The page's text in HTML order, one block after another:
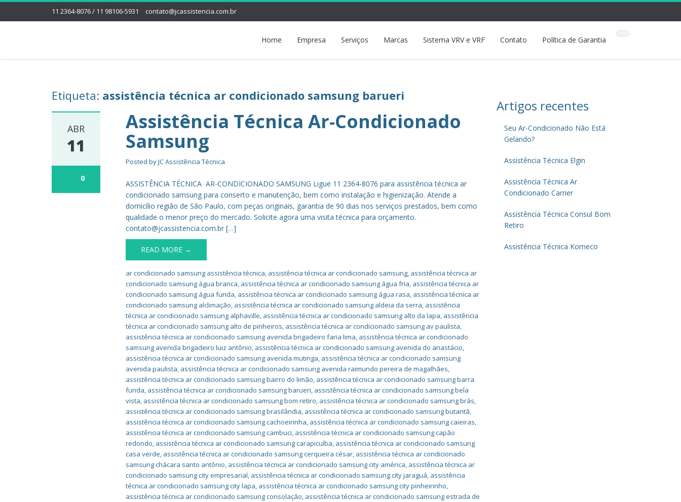
11 2364-8076 / 11 98106-5931 contato@jcassistencia.com.br
Home Empresa Serviços Marcas Sistema VRV e VRF Contato Política de Garantia
Etiqueta: assistência técnica ar condicionado samsung barueri
ABR
11
0
Assistência Técnica Ar-Condicionado
Samsung
Posted byJC Assistência Técnica
ASSISTÊNCIA TÉCNICA AR-CONDICIONADO SAMSUNG Ligue 11 2364-8076 para assistência técnica ar
condicionado samsung para conserto e manutenção, bem como instalação e higienização. Atende a
domicílio região de São Paulo, com peças originais, garantia de 90 dias nos serviços prestados, bem como
qualidade o menor preço do mercado. Solicite agora uma visita técnica para orçamento.
contato@jcassistencia.com.br […]
READ MORE →
ar condicionado samsung assistência técnica, assistência técnica ar condicionado samsung, assistência técnica ar
condicionado samsung água branca, assistência técnica ar condicionado samsung água fria, assistência técnica ar
condicionado samsung água funda, assistência técnica ar condicionado samsung água rasa, assistência técnica ar
condicionado samsung alclimação, assistência técnica ar condicionado samsung aldeia da serra, assistência
técnica ar condicionado samsung alphaville, assistência técnica ar condicionado samsung alto da lapa, assistência
técnica ar condicionado samsung alto de pinheiros, assistência técnica ar condicionado samsung av paulista,
assistência técnica ar condicionado samsung avenida brigadeiro faria lima, assistência técnica ar condicionado
samsung avenida brigadeiro luiz antônio, assistência técnica ar condicionado samsung avenida do anastácio,
assistência técnica ar condicionado samsung avenida mutinga, assistência técnica ar condicionado samsung
avenida paulista, assistência técnica ar condicionado samsung avenida raimundo pereira de magalhães,
assistência técnica ar condicionado samsung bairro do limão, assistência técnica ar condicionado samsung barra
funda, assistência técnica ar condicionado samsung barueri, assistência técnica ar condicionado samsung bela
vista, assistência técnica ar condicionado samsung bom retiro, assistência técnica ar condicionado samsung brás,
assistência técnica ar condicionado samsung brasilândia, assistência técnica ar condicionado samsung butantã,
assistência técnica ar condicionado samsung cachoeirinha, assistência técnica ar condicionado samsung caieiras,
assistência técnica ar condicionado samsung cambuci, assistência técnica ar condicionado samsung capão
redondo, assistência técnica ar condicionado samsung carapicuíba, assistência técnica ar condicionado samsung
casa verde, assistência técnica ar condicionado samsung cerqueira césar, assistência técnica ar condicionado
samsung chácara santo antônio, assistência técnica ar condicionado samsung city américa, assistência técnica ar
condicionado samsung city empresarial, assistência técnica ar condicionado samsung city jaraguá, assistência
técnica ar condicionado samsung city lapa, assistência técnica ar condicionado samsung city pinheirinho,
assistência técnica ar condicionado samsung consolação, assistência técnica ar condicionado samsung estrada de
Artigos recentes
Seu Ar-Condicionado Não Está
Gelando?
Assistência Técnica Elgin
Assistência Técnica Ar
Condicionado Carrier
Assistência Técnica Consul Bom
Retiro
Assistência Técnica Komeco